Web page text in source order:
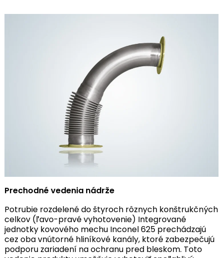
Prechodné vedenia nádrže
Potrubie rozdelené do štyroch rôznych konštrukčných
celkov (ľavo-pravé vyhotovenie) Integrované
jednotky kovového mechu Inconel 625 prechádzajú
cez oba vnútorné hliníkové kanály, ktoré zabezpečujú
podporu zariadení na ochranu pred bleskom. Toto